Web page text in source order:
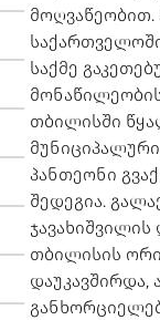
მოღვაწეობით.
საქმე
თბილისში
პანთეონი
შედეგია.
თბილისის
დაუკავშირდა,